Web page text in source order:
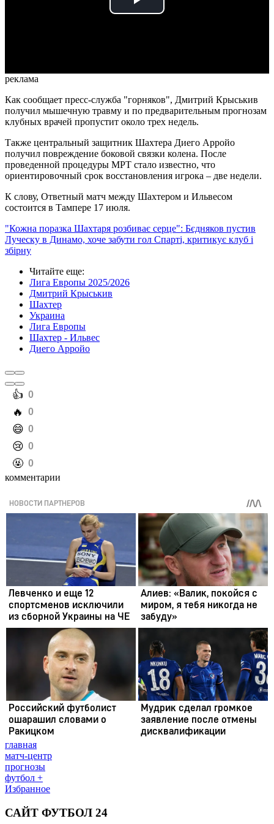
Play
реклама
Как сообщает пресс-служба "горняков", Дмитрий Крыськив
получил мышечную травму и по предварительным прогнозам
клубных врачей пропустит около трех недель.
Также центральный защитник Шахтера Диего Арройо
получил повреждение боковой связки колена. После
проведенной процедуры МРТ стало известно, что
ориентировочный срок восстановления игрока – две недели.
К слову, Ответный матч между Шахтером и Ильвесом
состоится в Тампере 17 июля.
"Кожна поразка Шахтаря розбиває серце": Бєдняков пустив
Луческу в Динамо, хоче забути гол Спарті, критикує клуб і
збірну
Читайте еще:
Лига Европы 2025/2026
Дмитрий Крыськив
Шахтер
Украина
Лига Европы
Шахтер - Ильвес
Диего Арройо
️👍 0
️🔥 0
️😄 0
️😢 0
️🤬 0
комментарии
главная
матч-центр
прогнозы
футбол +
Избранное
САЙТ ФУТБОЛ 24